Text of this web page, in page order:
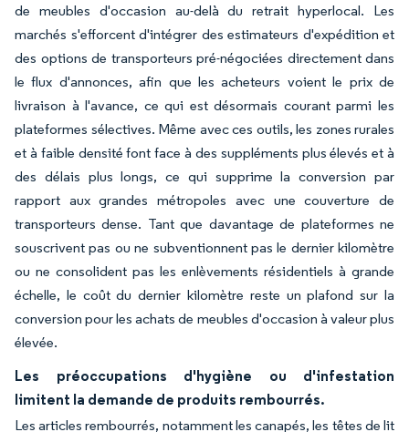
de meubles d'occasion au-delà du retrait hyperlocal. Les
marchés s'efforcent d'intégrer des estimateurs d'expédition et
des options de transporteurs pré-négociées directement dans
le flux d'annonces, afin que les acheteurs voient le prix de
livraison à l'avance, ce qui est désormais courant parmi les
plateformes sélectives. Même avec ces outils, les zones rurales
et à faible densité font face à des suppléments plus élevés et à
des délais plus longs, ce qui supprime la conversion par
rapport aux grandes métropoles avec une couverture de
transporteurs dense. Tant que davantage de plateformes ne
souscrivent pas ou ne subventionnent pas le dernier kilomètre
ou ne consolident pas les enlèvements résidentiels à grande
échelle, le coût du dernier kilomètre reste un plafond sur la
conversion pour les achats de meubles d'occasion à valeur plus
élevée.
Les préoccupations d'hygiène ou d'infestation
limitent la demande de produits rembourrés.
Les articles rembourrés, notamment les canapés, les têtes de lit